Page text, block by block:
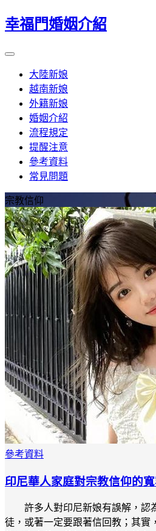
幸福門婚姻介紹
大陸新娘
越南新娘
外籍新娘
婚姻介紹
流程規定
提醒注意
參考資料
常見問題
宗教信仰
參考資料
印尼華人家庭對宗教信仰的
許多人對印尼新娘有誤解，認
徒，或著一定要跟著信回教；其實